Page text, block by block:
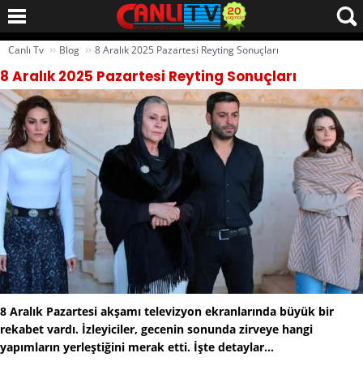
Canlı Tv ›› Blog ›› 8 Aralık 2025 Pazartesi Reyting Sonuçları
8 Aralık 2025 Pazartesi Reyting Sonuçları
8 Aralık Pazartesi akşamı televizyon ekranlarında büyük bir
rekabet vardı. İzleyiciler, gecenin sonunda zirveye hangi
yapımların yerleştiğini merak etti. İşte detaylar...